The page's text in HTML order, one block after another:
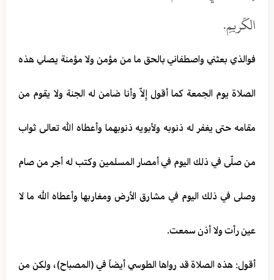
الكَريمِ.
فوالذي بعثني واصطفاني بالحق ما من مؤمن ولا مؤمنة يصلي هذه
الصلاة يوم الجمعة كما أقول إِلاّ وأنا ضامن له الجنة ولا يقوم من
مقامه حتى يغفر له ذنوبه ولأبويه ذنوبهما وأعطاه الله تعالى ثواب
من صلّى في ذلك اليوم في أمصار المسلمين وكتب له أجر من صام
وصلى في ذلك اليوم في مشارق الأرض ومغاربها وأعطاه الله ما لا
عين رأت ولا أذن سمعت.
أقول: هذه الصلاة قد رواها الطوسي أيضاً في (المصباح)، ولكن من